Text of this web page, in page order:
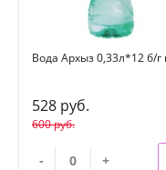
Вода Архыз 0,33л*12 б/г
528 руб.
600 руб.
- +